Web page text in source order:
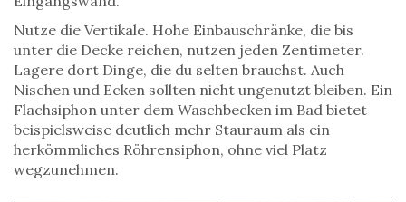
Nutze die Vertikale. Hohe Einbauschränke, die bis
unter die Decke reichen, nutzen jeden Zentimeter.
Lagere dort Dinge, die du selten brauchst. Auch
Nischen und Ecken sollten nicht ungenutzt bleiben. Ein
Flachsiphon unter dem Waschbecken im Bad bietet
beispielsweise deutlich mehr Stauraum als ein
herkömmliches Röhrensiphon, ohne viel Platz
wegzunehmen.